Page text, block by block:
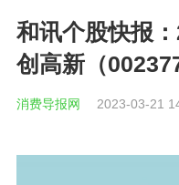
和讯个股快报
创高新（
现“曙光初现”形
消费导报网 2023-03-21